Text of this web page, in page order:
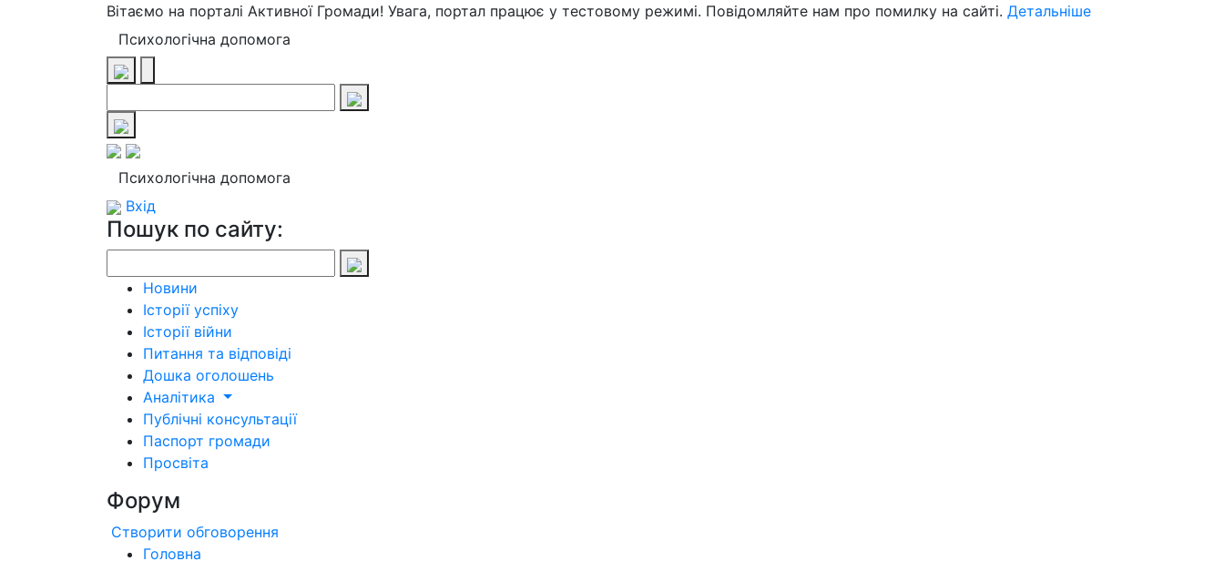
Вітаємо на порталі Активної Громади! Увага, портал працює у тестовому режимі. Повідомляйте нам про помилку на сайті. Детальніше
Психологічна допомога
Психологічна допомога
Вхід
Пошук по сайту:
Новини
Історії успіху
Історії війни
Питання та відповіді
Дошка оголошень
Аналітика
Публічні консультації
Паспорт громади
Просвіта
Форум
Створити обговорення
Головна